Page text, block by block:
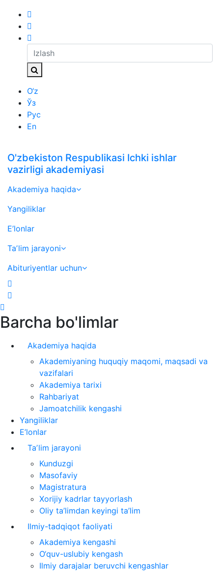
O‘z
Ўз
Рус
En
O'zbekiston Respublikasi Ichki ishlar
vazirligi akademiyasi
Akademiya haqida
Yangiliklar
E’lonlar
Taʼlim jarayoni
Abituriyentlar uchun
Barcha bo'limlar
Akademiya haqida
Akademiyaning huquqiy maqomi, maqsadi va
vazifalari
Akademiya tarixi
Rahbariyat
Jamoatchilik kengashi
Yangiliklar
E’lonlar
Taʼlim jarayoni
Kunduzgi
Masofaviy
Magistratura
Xorijiy kadrlar tayyorlash
Oliy ta’limdan keyingi ta’lim
Ilmiy-tadqiqot faoliyati
Akademiya kengashi
O‘quv-uslubiy kengash
Ilmiy darajalar beruvchi kengashlar